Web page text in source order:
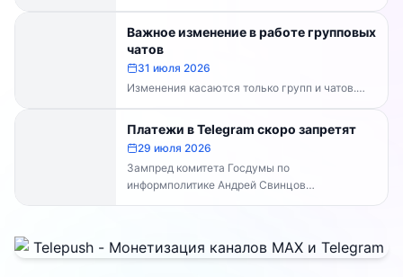
Важное изменение в работе групповых
чатов
31 июля 2026
Изменения касаются только групп и чатов.
Каналы работают в прежнем режиме —
владельцам каналов делать...
Платежи в Telegram скоро запретят
29 июля 2026
Зампред комитета Госдумы по
информполитике Андрей Свинцов
рекомендовал россиянам временно